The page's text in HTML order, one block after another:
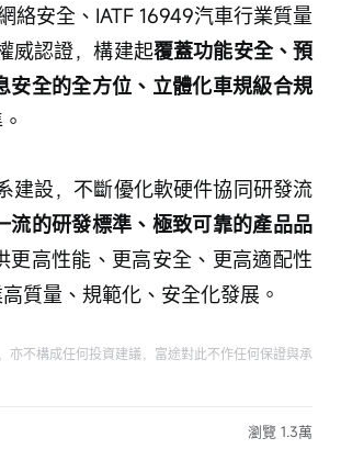
絡安全、IATF 16949汽車行業質量
威認證，構建起覆蓋功能安全、預
全的全方位、立體化車規級合規
建設，不斷優化軟硬件協同研發流
流的研發標準、極致可靠的產品品
更高性能、更高安全、更高適配性
質量、規範化、安全化發展。
不構成任何投資建議，富途對此不作任何保證與承
瀏覽 1.3萬